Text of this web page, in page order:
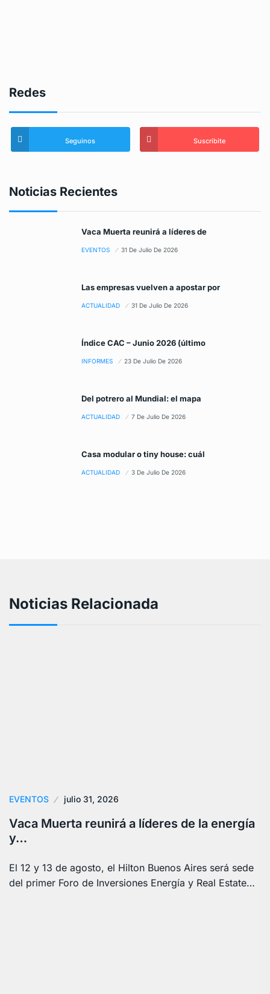
Redes
Seguinos Suscribite
Noticias Recientes
Vaca Muerta reunirá a líderes de
EVENTOS 31 De Julio De 2026
Las empresas vuelven a apostar por
ACTUALIDAD 31 De Julio De 2026
Índice CAC – Junio 2026 (último
INFORMES 23 De Julio De 2026
Del potrero al Mundial: el mapa
ACTUALIDAD 7 De Julio De 2026
Casa modular o tiny house: cuál
ACTUALIDAD 3 De Julio De 2026
Noticias Relacionada
EVENTOS julio 31, 2026
Vaca Muerta reunirá a líderes de la energía
y…
El 12 y 13 de agosto, el Hilton Buenos Aires será sede
del primer Foro de Inversiones Energía y Real Estate…